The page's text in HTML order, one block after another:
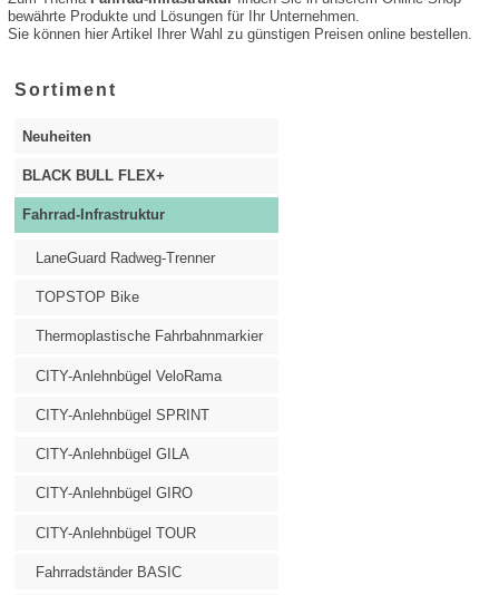
bewährte Produkte und Lösungen für Ihr Unternehmen.
Sie können hier Artikel Ihrer Wahl zu günstigen Preisen online bestellen.
Sortiment
Neuheiten
BLACK BULL FLEX+
Fahrrad-Infrastruktur
LaneGuard Radweg-Trenner
TOPSTOP Bike
Thermoplastische Fahrbahnmarkier
CITY-Anlehnbügel VeloRama
CITY-Anlehnbügel SPRINT
CITY-Anlehnbügel GILA
CITY-Anlehnbügel GIRO
CITY-Anlehnbügel TOUR
Fahrradständer BASIC